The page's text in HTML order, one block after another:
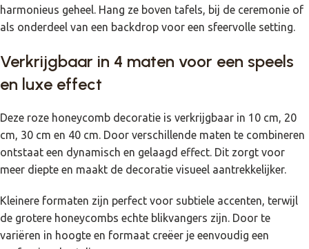
harmonieus geheel. Hang ze boven tafels, bij de ceremonie of
als onderdeel van een backdrop voor een sfeervolle setting.
Verkrijgbaar in 4 maten voor een speels
en luxe effect
Deze roze honeycomb decoratie is verkrijgbaar in 10 cm, 20
cm, 30 cm en 40 cm. Door verschillende maten te combineren
ontstaat een dynamisch en gelaagd effect. Dit zorgt voor
meer diepte en maakt de decoratie visueel aantrekkelijker.
Kleinere formaten zijn perfect voor subtiele accenten, terwijl
de grotere honeycombs echte blikvangers zijn. Door te
variëren in hoogte en formaat creëer je eenvoudig een